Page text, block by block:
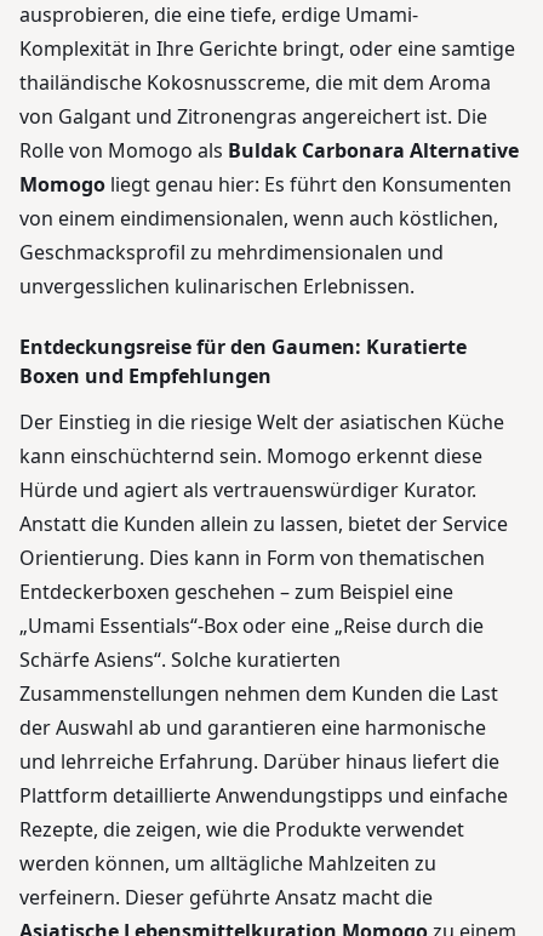
ausprobieren, die eine tiefe, erdige Umami-
Komplexität in Ihre Gerichte bringt, oder eine samtige
thailändische Kokosnusscreme, die mit dem Aroma
von Galgant und Zitronengras angereichert ist. Die
Rolle von Momogo als Buldak Carbonara Alternative
Momogo liegt genau hier: Es führt den Konsumenten
von einem eindimensionalen, wenn auch köstlichen,
Geschmacksprofil zu mehrdimensionalen und
unvergesslichen kulinarischen Erlebnissen.
Entdeckungsreise für den Gaumen: Kuratierte
Boxen und Empfehlungen
Der Einstieg in die riesige Welt der asiatischen Küche
kann einschüchternd sein. Momogo erkennt diese
Hürde und agiert als vertrauenswürdiger Kurator.
Anstatt die Kunden allein zu lassen, bietet der Service
Orientierung. Dies kann in Form von thematischen
Entdeckerboxen geschehen – zum Beispiel eine
„Umami Essentials“-Box oder eine „Reise durch die
Schärfe Asiens“. Solche kuratierten
Zusammenstellungen nehmen dem Kunden die Last
der Auswahl ab und garantieren eine harmonische
und lehrreiche Erfahrung. Darüber hinaus liefert die
Plattform detaillierte Anwendungstipps und einfache
Rezepte, die zeigen, wie die Produkte verwendet
werden können, um alltägliche Mahlzeiten zu
verfeinern. Dieser geführte Ansatz macht die